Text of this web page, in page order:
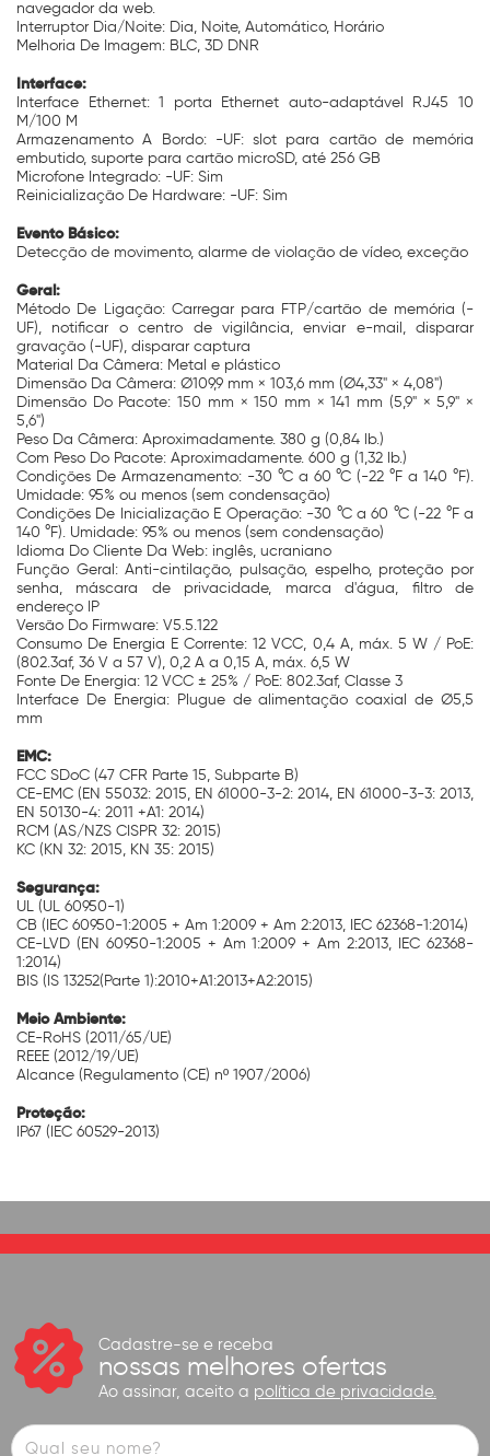
navegador da web.
Interruptor Dia/Noite: Dia, Noite, Automático, Horário
Melhoria De Imagem: BLC, 3D DNR
Interface:
Interface Ethernet: 1 porta Ethernet auto-adaptável RJ45 10
M/100 M
Armazenamento A Bordo: -UF: slot para cartão de memória
embutido, suporte para cartão microSD, até 256 GB
Microfone Integrado: -UF: Sim
Reinicialização De Hardware: -UF: Sim
Evento Básico:
Detecção de movimento, alarme de violação de vídeo, exceção
Geral:
Método De Ligação: Carregar para FTP/cartão de memória (-
UF), notificar o centro de vigilância, enviar e-mail, disparar
gravação (-UF), disparar captura
Material Da Câmera: Metal e plástico
Dimensão Da Câmera: Ø109,9 mm × 103,6 mm (Ø4,33" × 4,08")
Dimensão Do Pacote: 150 mm × 150 mm × 141 mm (5,9" × 5,9" ×
5,6")
Peso Da Câmera: Aproximadamente. 380 g (0,84 lb.)
Com Peso Do Pacote: Aproximadamente. 600 g (1,32 lb.)
Condições De Armazenamento: -30 °C a 60 °C (-22 °F a 140 °F).
Umidade: 95% ou menos (sem condensação)
Condições De Inicialização E Operação: -30 °C a 60 °C (-22 °F a
140 °F). Umidade: 95% ou menos (sem condensação)
Idioma Do Cliente Da Web: inglês, ucraniano
Função Geral: Anti-cintilação, pulsação, espelho, proteção por
senha, máscara de privacidade, marca d'água, filtro de
endereço IP
Versão Do Firmware: V5.5.122
Consumo De Energia E Corrente: 12 VCC, 0,4 A, máx. 5 W / PoE:
(802.3af, 36 V a 57 V), 0,2 A a 0,15 A, máx. 6,5 W
Fonte De Energia: 12 VCC ± 25% / PoE: 802.3af, Classe 3
Interface De Energia: Plugue de alimentação coaxial de Ø5,5
mm
EMC:
FCC SDoC (47 CFR Parte 15, Subparte B)
CE-EMC (EN 55032: 2015, EN 61000-3-2: 2014, EN 61000-3-3: 2013,
EN 50130-4: 2011 +A1: 2014)
RCM (AS/NZS CISPR 32: 2015)
KC (KN 32: 2015, KN 35: 2015)
Segurança:
UL (UL 60950-1)
CB (IEC 60950-1:2005 + Am 1:2009 + Am 2:2013, IEC 62368-1:2014)
CE-LVD (EN 60950-1:2005 + Am 1:2009 + Am 2:2013, IEC 62368-
1:2014)
BIS (IS 13252(Parte 1):2010+A1:2013+A2:2015)
Meio Ambiente:
CE-RoHS (2011/65/UE)
REEE (2012/19/UE)
Alcance (Regulamento (CE) nº 1907/2006)
Proteção:
IP67 (IEC 60529-2013)
Cadastre-se e receba
nossas melhores ofertas
Ao assinar, aceito a política de privacidade.